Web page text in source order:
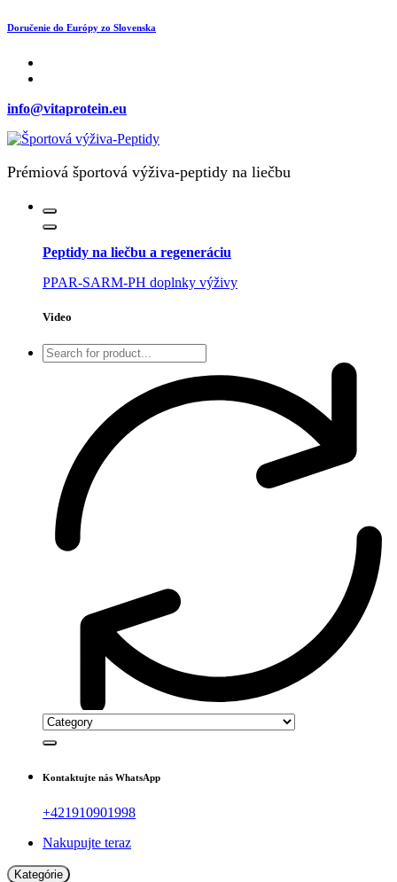
Skip
content
Doručenie do Európy zo Slovenska
info@vitaprotein.eu
Prémiová športová výživa-peptidy na liečbu
Peptidy na liečbu a regeneráciu
PPAR-SARM-PH doplnky výživy
Video
Kontaktujte nás WhatsApp
+421910901998
Nakupujte teraz
Kategórie